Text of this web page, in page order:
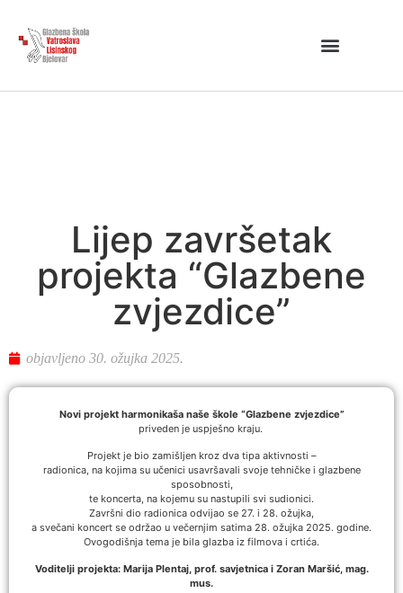
Lijep završetak
projekta “Glazbene
zvjezdice”
objavljeno 30. ožujka 2025.
Novi projekt harmonikaša naše škole “Glazbene zvjezdice”
priveden je uspješno kraju.
Projekt je bio zamišljen kroz dva tipa aktivnosti –
radionica, na kojima su učenici usavršavali svoje tehničke i glazbene
sposobnosti,
te koncerta, na kojemu su nastupili svi sudionici.
Završni dio radionica odvijao se 27. i 28. ožujka,
a svečani koncert se održao u večernjim satima 28. ožujka 2025. godine.
Ovogodišnja tema je bila glazba iz filmova i crtića.
Voditelji projekta: Marija Plentaj, prof. savjetnica i Zoran Maršić, mag.
mus.